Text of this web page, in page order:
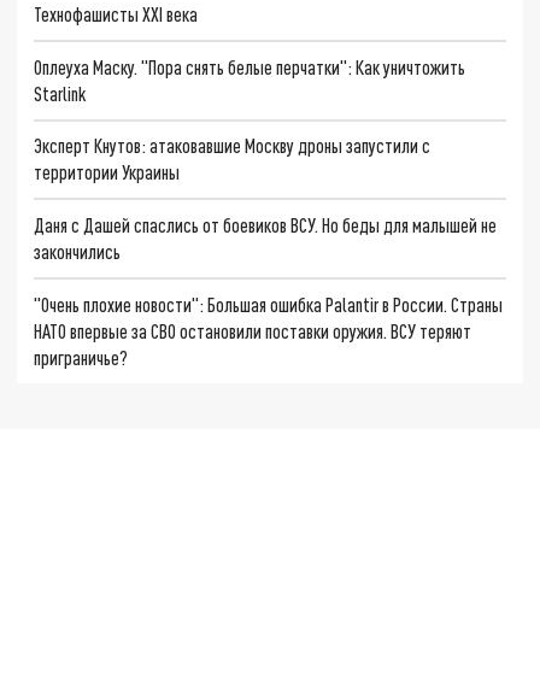
Технофашисты XXI века
Оплеуха Маску. "Пора снять белые перчатки": Как уничтожить
Starlink
Эксперт Кнутов: атаковавшие Москву дроны запустили с
территории Украины
Даня с Дашей спаслись от боевиков ВСУ. Но беды для малышей не
закончились
"Очень плохие новости": Большая ошибка Palantir в России. Страны
НАТО впервые за СВО остановили поставки оружия. ВСУ теряют
приграничье?